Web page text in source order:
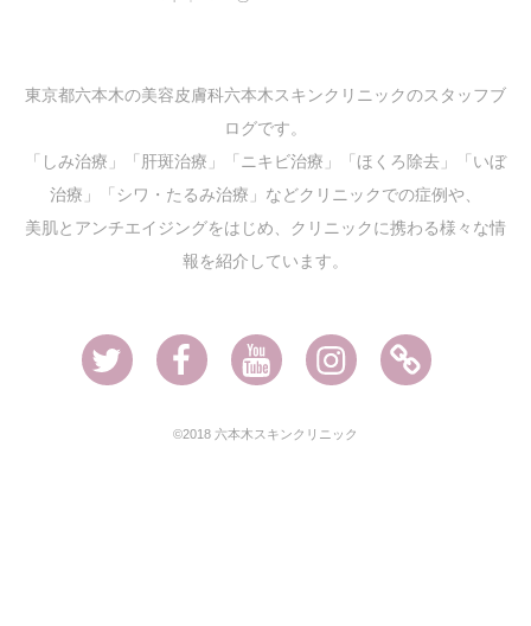
東京都六本木の美容皮膚科六本木スキンクリニックのスタッフブ
ログです。
「しみ治療」「肝斑治療」「ニキビ治療」「ほくろ除去」「いぼ
治療」「シワ・たるみ治療」などクリニックでの症例や、
美肌とアンチエイジングをはじめ、クリニックに携わる様々な情
報を紹介しています。
Twitter FacebookYoutube InstagramAmeblo
©2018 六本木スキンクリニック